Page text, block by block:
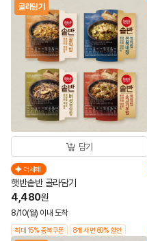
골라담기
담기
더세페
햇반솥반 골라담기
4,480원
8/10(월) 이내 도착
최대 15% 중복쿠폰 8개 사면 60% 할인